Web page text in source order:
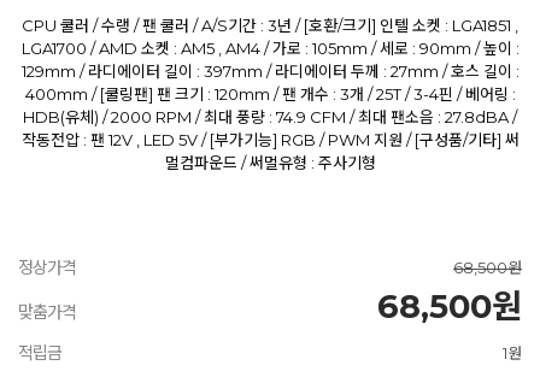
CPU 쿨러 / 수랭 / 팬 쿨러 / A/S기간 : 3년 / [호환/크기] 인텔 소켓 : LGA1851 ,
LGA1700 / AMD 소켓 : AM5 , AM4 / 가로 : 105mm / 세로 : 90mm / 높이 :
129mm / 라디에이터 길이 : 397mm / 라디에이터 두께 : 27mm / 호스 길이 :
400mm / [쿨링팬] 팬 크기 : 120mm / 팬 개수 : 3개 / 25T / 3-4핀 / 베어링 :
HDB(유체) / 2000 RPM / 최대 풍량 : 74.9 CFM / 최대 팬소음 : 27.8dBA /
작동전압 : 팬 12V , LED 5V / [부가기능] RGB / PWM 지원 / [구성품/기타] 써
멀컴파운드 / 써멀유형 : 주사기형
정상가격 68,500원
맞춤가격 68,500원
적립금 1원